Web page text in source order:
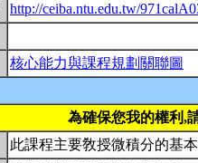
http://ceiba.ntu.edu.tw/
核心能力與課程規劃關聯圖
為確保您我的權利,
此課程主要敎授微積分的基